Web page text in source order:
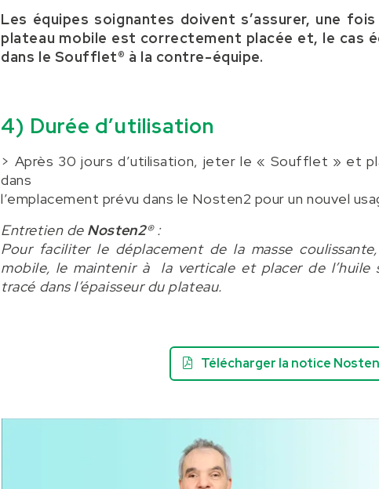
Les équipes soignantes doivent s’assurer, une
plateau mobile est correctement placée et, le cas
dans le Soufflet® à la contre-équipe.
4) Durée d’utilisation
> Après 30 jours d’utilisation, jeter le « Soufflet » et
dans
l’emplacement prévu dans le Nosten2 pour un nouvel
Entretien de Nosten2®:
Pour faciliter le déplacement de la masse
mobile, le maintenir à la verticale et placer de l’huile
tracé dans l’épaisseur du plateau.
Télécharger la notice